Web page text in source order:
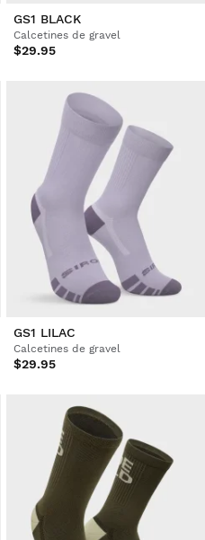
GS1 BLACK
Calcetines de gravel
$29.95
GS1 LILAC
Calcetines de gravel
$29.95